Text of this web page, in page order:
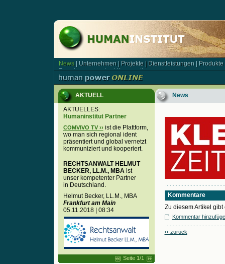
News | Unternehmen | Projekte | Dienstleistungen |
Forschungsagentur | Kooperationspartner
News| Unternehmen| Projekte| Dienstleistungen| Produkte
Forschungsagentur|Kooperationspartner
AKTUELL
News
AKTUELLES:
Humaninstitut Partner
COMVIVO TV ›› ist die Plattform,
wo man sich regional ident
präsentiert und global vernetzt
kommuniziert und kooperiert.
RECHTSANWALT HELMUT
BECKER, LL.M., MBAist
unser kompetenter Partner
in Deutschland.
Helmut Becker, LL.M., MBA
Frankfurt am Main
05.11.2018 | 08:34
Seite 1/1
Kommentare
Zu diesem Artikel
Kommentar
‹‹ zurück